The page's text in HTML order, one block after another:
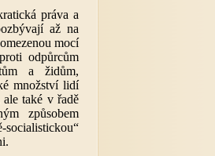
práva a
až na
mocí
odpůrcům
a židům,
množství lidí
také v řadě
způsobem